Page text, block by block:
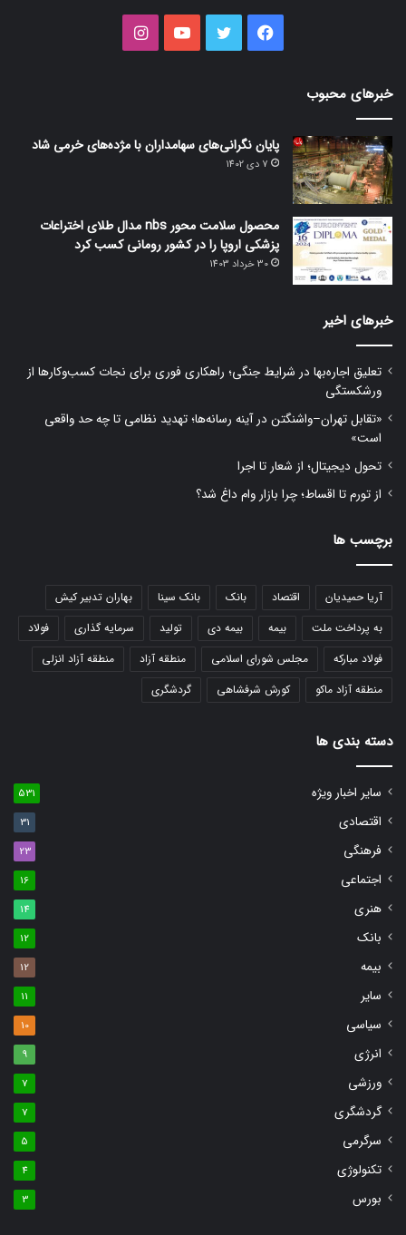
فیس
توییتر یوتیوب
خبرهای محبوب
پایان نگرانی‌های سهامداران با مژده‌های خرمی شاد
7 دی 1402
محصول سلامت محور nbs مدال طلای اختراعات
پزشکی اروپا را در کشور رومانی کسب کرد
30 خرداد 1403
خبرهای اخیر
تعلیق اجاره‌بها در شرایط جنگی؛ راهکاری فوری برای نجات کسب‌وکارها از
ورشکستگی
«تقابل تهران–واشنگتن در آینه رسانه‌ها؛ تهدید نظامی تا چه حد واقعی
است»
تحول دیجیتال؛ از شعار تا اجرا
از تورم تا اقساط؛ چرا بازار وام داغ شد؟
برچسب ها
آریا حمیدیان اقتصاد بانک بانک سینا
بهاران تدبیر کیش
به پرداخت ملت
بیمه بیمه دی تولید سرمایه گذاری
فولاد
فولاد مبارکه
مجلس شورای اسلامی منطقه آزاد
منطقه آزاد انزلی
منطقه آزاد ماکو
کورش شرفشاهی گردشگری
دسته بندی ها
سایر اخبار ویژه 531
اقتصادی 31
فرهنگی 23
اجتماعی 16
هنری 14
بانک 12
بیمه 12
سایر 11
سیاسی 10
انرژی 9
ورزشی 7
گردشگری 7
سرگرمی 5
تکنولوژی 4
بورس 3